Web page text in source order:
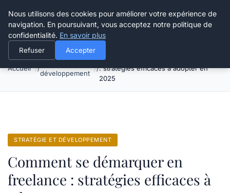
Grikoo
Accueil
développement
Comment se démarquer en freelance
: stratégies efficaces à adopter en
2025
STRATÉGIE ET DÉVELOPPEMENT
Comment se démarquer en
freelance : stratégies efficaces à
Nous utilisons des cookies pour améliorer votre expérience de
navigation. En poursuivant, vous acceptez notre politique de
confidentialité. En savoir plus
Refuser Accepter